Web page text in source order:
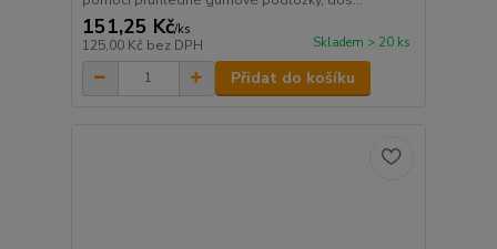
151,25 Kč/ks
125,00 Kč bez DPH Skladem > 20 ks
Přidat do košíku